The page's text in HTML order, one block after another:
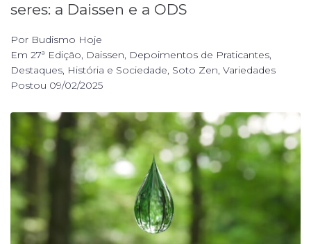
seres: a Daissen e a ODS
Por Budismo Hoje
Em 27ª Edição, Daissen, Depoimentos de Praticantes,
Destaques, História e Sociedade, Soto Zen, Variedades
Postou 09/02/2025